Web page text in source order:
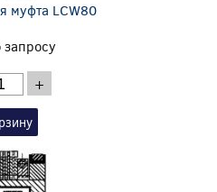
муфта LCW80
+